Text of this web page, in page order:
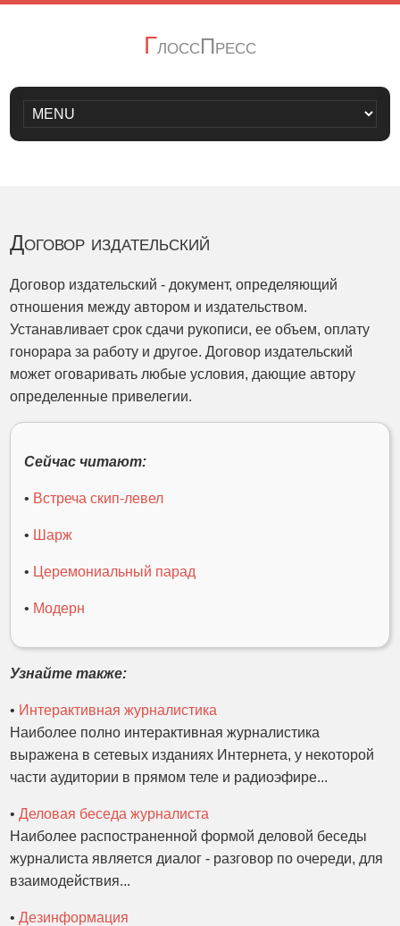
ГлоссПресс
Договор издательский
Договор издательский - документ, определяющий
отношения между автором и издательством.
Устанавливает срок сдачи рукописи, ее объем, оплату
гонорара за работу и другое. Договор издательский
может оговаривать любые условия, дающие автору
определенные привелегии.
Сейчас читают:
• Встреча скип-левел
• Шарж
• Церемониальный парад
• Модерн
Узнайте также:
• Интерактивная журналистика
Наиболее полно интерактивная журналистика
выражена в сетевых изданиях Интернета, у некоторой
части аудитории в прямом теле и радиоэфире...
•Деловая беседа журналиста
Наиболее распостраненной формой деловой беседы
журналиста является диалог - разговор по очереди, для
взаимодействия...
•Дезинформация